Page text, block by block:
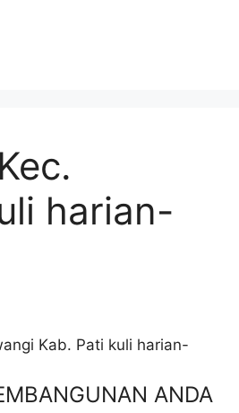
harian-
Kab. Pati kuli harian-
ANDA